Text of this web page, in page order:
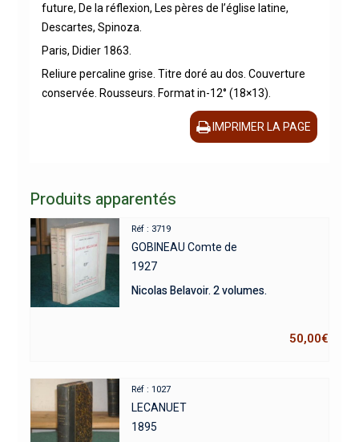
future, De la réflexion, Les pères de l’église latine,
Descartes, Spinoza.
Paris, Didier 1863.
Reliure percaline grise. Titre doré au dos. Couverture
conservée. Rousseurs. Format in-12° (18×13).
IMPRIMER LA PAGE
Produits apparentés
Réf : 3719
GOBINEAU Comte de
1927
Nicolas Belavoir. 2 volumes.
50,00€
Réf : 1027
LECANUET
1895